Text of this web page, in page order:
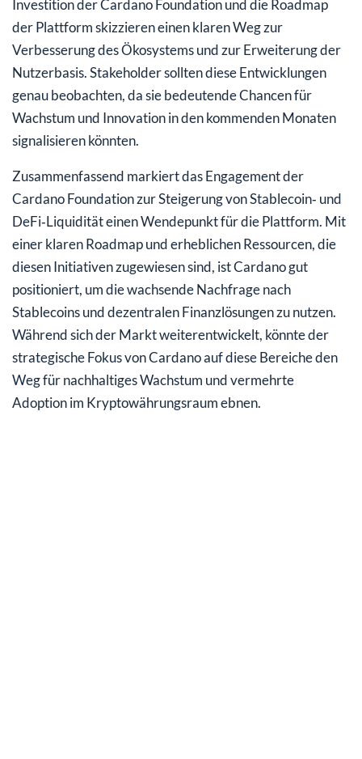
Investition der Cardano Foundation und die Roadmap
der Plattform skizzieren einen klaren Weg zur
Verbesserung des Ökosystems und zur Erweiterung der
Nutzerbasis. Stakeholder sollten diese Entwicklungen
genau beobachten, da sie bedeutende Chancen für
Wachstum und Innovation in den kommenden Monaten
signalisieren könnten.
Zusammenfassend markiert das Engagement der
Cardano Foundation zur Steigerung von Stablecoin‑ und
DeFi‑Liquidität einen Wendepunkt für die Plattform. Mit
einer klaren Roadmap und erheblichen Ressourcen, die
diesen Initiativen zugewiesen sind, ist Cardano gut
positioniert, um die wachsende Nachfrage nach
Stablecoins und dezentralen Finanzlösungen zu nutzen.
Während sich der Markt weiterentwickelt, könnte der
strategische Fokus von Cardano auf diese Bereiche den
Weg für nachhaltiges Wachstum und vermehrte
Adoption im Kryptowährungsraum ebnen.